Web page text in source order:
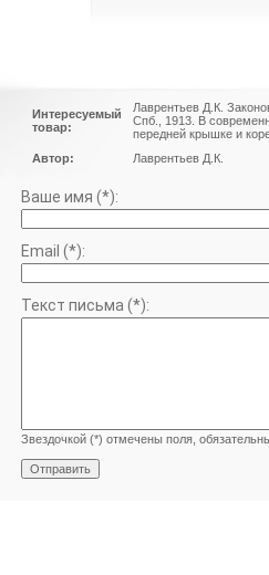
Интересуемый
товар:
Лаврентьев Д.К.
Спб., 1913. В
передней крышке и
Автор:
Лаврентьев Д.К.
Ваше имя (*):
Email (*):
Текст письма (*):
Звездочкой (*) отмечены поля,